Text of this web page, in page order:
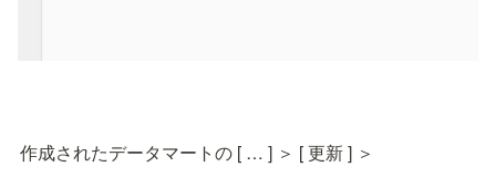
作成されたデータマートの [ … ] ＞ [ 更新 ] ＞